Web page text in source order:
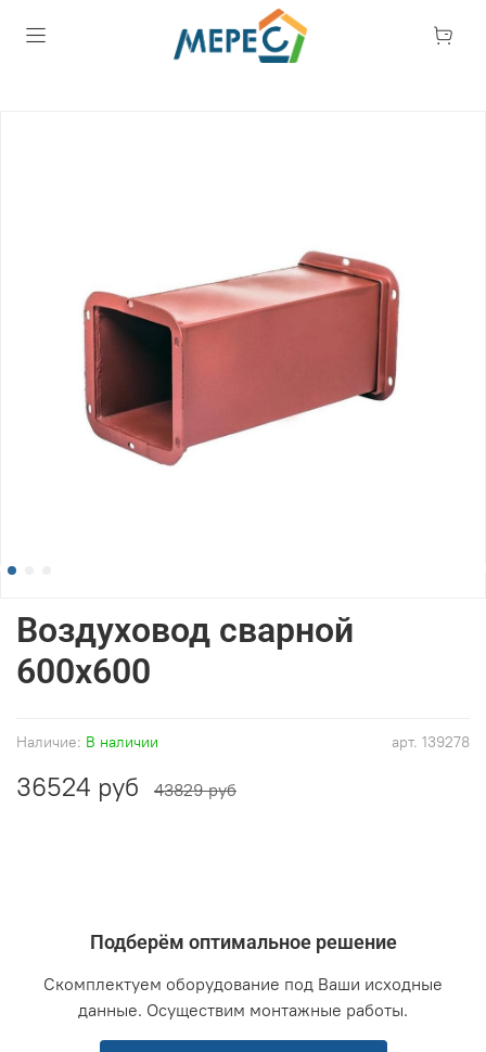
арт. 139278
Наличие: В наличии
Воздуховод сварной
600x600
36524 руб 43829 руб
Подберём оптимальное решение
Скомплектуем оборудование под Ваши исходные
данные. Осуществим монтажные работы.